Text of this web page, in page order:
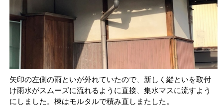
矢印の左側の雨といが外れていたので、新しく縦といを取付
け雨水がスムーズに流れるように直接、集水マスに流すよう
にしました。棟はモルタルで積み直しまたした。